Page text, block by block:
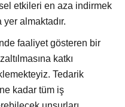
etkileri en aza indirmek
almaktadır.
faaliyet gösteren bir
katkı
Tedarik
kadar tüm iş